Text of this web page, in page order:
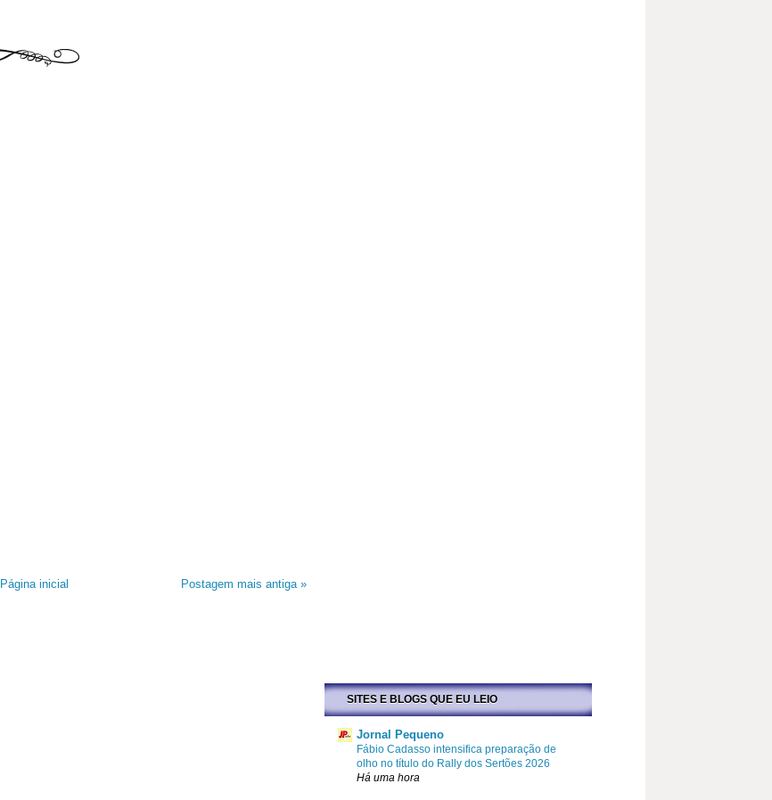
Postagem mais antiga »
Página inicial
SITES E BLOGS QUE EU LEIO
Jornal Pequeno
Fábio Cadasso intensifica preparação de
olho no título do Rally dos Sertões 2026
Há uma hora